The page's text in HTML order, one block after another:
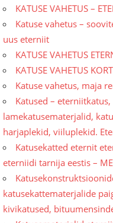
KATUSE VAHETUS –
Katuse vahetus –
uus eterniit
KATUSE VAHETUS
KATUSE VAHETUS
Katuse vahetus, maja
Katused –
lamekatusematerjalid,
harjaplekid, viiluplekid.
Katusekatted eternit
eterniidi tarnija eestis –
katusekattematerjalide
kivikatused,